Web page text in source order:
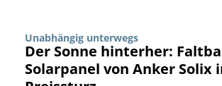
Unabhängig unterwegs
Der Sonne hinterher:
Solarpanel von Anker Solix